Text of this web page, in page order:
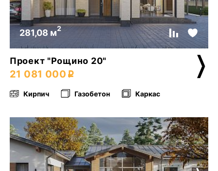
281,08 м2
Проект "Рощино 20"
21 081 000
Кирпич Газобетон Каркас